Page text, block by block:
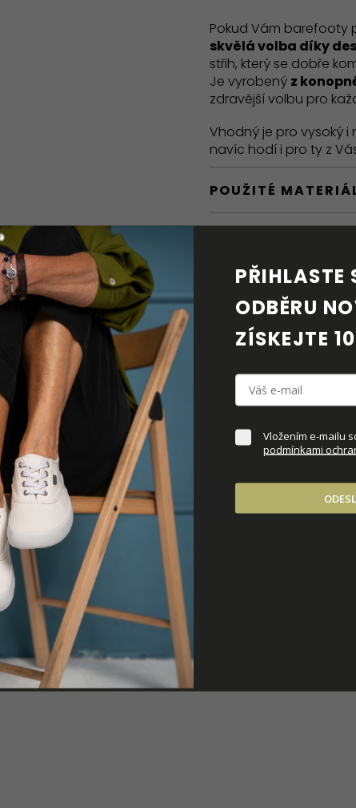
Pokud Vám barefooty
skvělá volba díky
střih, který se dobře
Je vyrobený z
zdravější volbu pro
Vhodný je pro vysoký i
navíc hodí i pro ty z
POUŽITÉ
DORUČENÍ A
PÉČE O OBUV
KE STAŽENÍ
PŘIHLASTE
ODBĚRU
ZÍSKEJTE
Vložením e-mailu
podmínkami